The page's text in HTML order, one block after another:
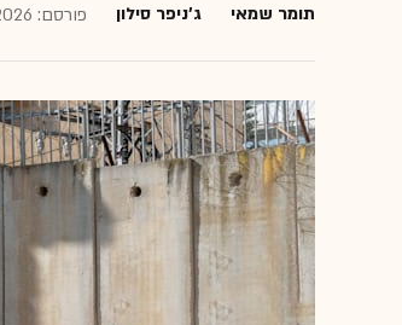
תומר שמאי ג'ניפר סילון פורסם: 11.06.2026